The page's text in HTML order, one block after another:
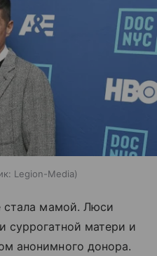
Legion-Media
стала мамой. Люси
суррогатной матери и
анонимного донора.